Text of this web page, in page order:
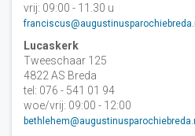
vrij: 09:00 - 11.30 u
Lucaskerk
Tweeschaar 125
4822 AS Breda
tel: 076 - 541 01 94
woe/vrij: 09:00 - 12:00